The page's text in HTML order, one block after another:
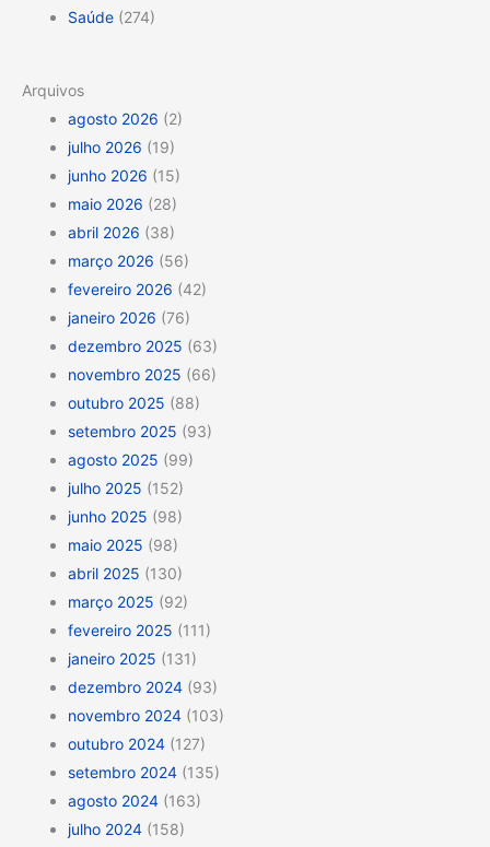
Saúde (274)
Arquivos
agosto 2026 (2)
julho 2026 (19)
junho 2026 (15)
maio 2026 (28)
abril 2026 (38)
março 2026 (56)
fevereiro 2026 (42)
janeiro 2026 (76)
dezembro 2025 (63)
novembro 2025 (66)
outubro 2025 (88)
setembro 2025 (93)
agosto 2025 (99)
julho 2025 (152)
junho 2025 (98)
maio 2025 (98)
abril 2025 (130)
março 2025 (92)
fevereiro 2025 (111)
janeiro 2025 (131)
dezembro 2024 (93)
novembro 2024 (103)
outubro 2024 (127)
setembro 2024 (135)
agosto 2024 (163)
julho 2024 (158)